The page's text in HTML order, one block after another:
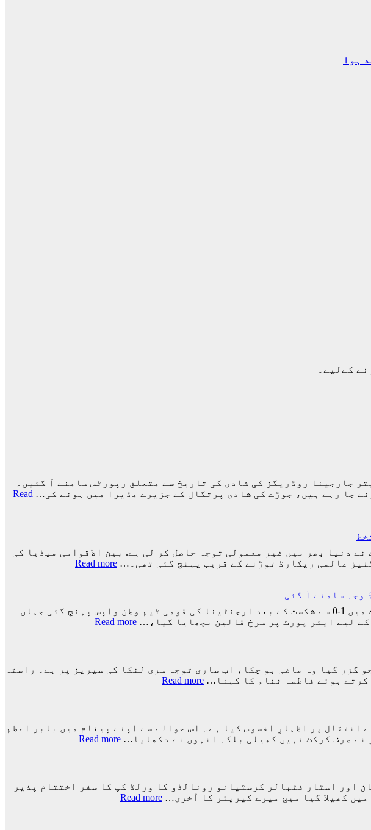
ہوا
کےلیے۔
جارجینا روڈریگز کی شادی کی تاریخ سے متعلق رپورٹس سامنے آ گئیں۔
جا رہے ہیں، جوڑے کی شادی پرتگال کے جزیرے مڈیرا میں ہونے کی… Read
سے باہر کرنے کی درخواست نے دنیا بھر میں غیر معمولی توجہ حاصل کر لی ہے. بین الاقوامی میڈیا کی
Read more
:
ورلڈ
کپ
درخواست
لاکھ
وجہ سامنے آ گئی
اسلام آباد (مانند نیوز) فیفا ورلڈ کپ 2026ء کے فائنل میں اسپین کے ہاتھوں اضافی وقت میں 1-0 سے شکست کے بعد ارجنٹینا کی قومی ٹیم وطن واپس پہنچ گئی جہاں
لیے ایئر پورٹ پر سرخ قالین بچھایا گیا،… Read more
:
شکست
ٹیم
کے
کیوں
گزر گیا وہ ماضی ہو چکا، اب ساری توجہ سری لنکا کی سیریز پر ہے۔ راستہ
کرتے ہوئے فاطمہ ثناء کا کہنا… Read more
:
نہیں
ہوا،
گا
وہ
انتقال پر اظہارِ افسوس کیا ہے۔ اس حوالے سے اپنے پیغام میں بابر اعظم
نے صرف کرکٹ نہیں کھیلی بلکہ انہوں نے دکھایا… Read more
:
عظیم
ترین
ہی پرتگال کے کپتان اور اسٹار فٹبالر کرسٹیانو رونالڈو کا ورلڈ کپ کا سفر اختتام پذیر
کھیلا گیا میچ میرے کیریئر کا آخری… Read more
: